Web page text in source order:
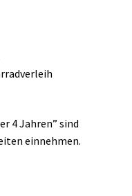
4 Jahren” sind
einnehmen.